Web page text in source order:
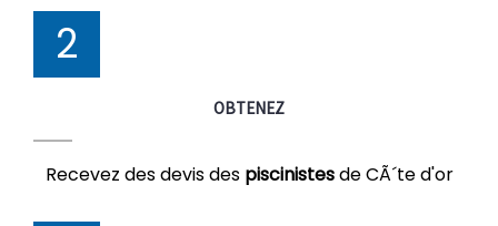
2
OBTENEZ
Recevez des devis des piscinistesde CÃ´te d'or